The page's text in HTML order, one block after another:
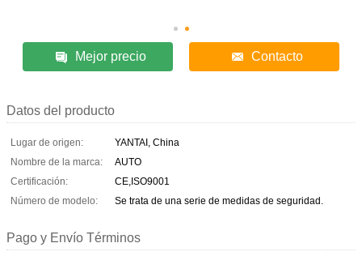
Mejor precio Contacto
Datos del producto
Lugar de origen:
YANTAI, China
Nombre de la marca:
AUTO
Certificación:
CE,ISO9001
Número de modelo:
Se trata de una serie de medidas de seguridad.
Pago y Envío Términos